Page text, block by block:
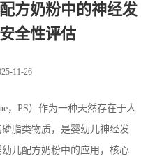
方奶粉中的神经发
全性评估
11-26
， PS）作为一种天然存在于人
脂类物质，是婴幼儿神经发
儿配方奶粉中的应用，核心